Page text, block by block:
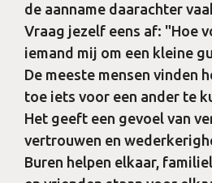
de aanname daarachter
Vraag jezelf eens af: "Hoe
iemand mij om een kleine
De meeste mensen vinden
toe iets voor een ander te
Het geeft een gevoel van
vertrouwen en
Buren helpen elkaar,